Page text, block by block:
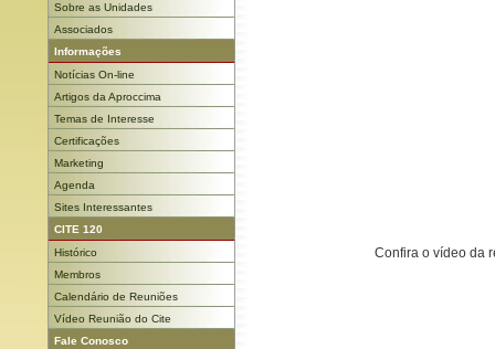
Sobre as Unidades
Associados
Informações
Notícias On-line
Artigos da Aproccima
Temas de Interesse
Certificações
Marketing
Agenda
Sites Interessantes
CITE 120
Histórico
Membros
Calendário de Reuniões
Vídeo Reunião do Cite
Fale Conosco
Confira o vídeo da